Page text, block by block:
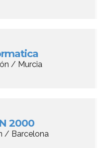
/ Murcia
2000
/ Barcelona